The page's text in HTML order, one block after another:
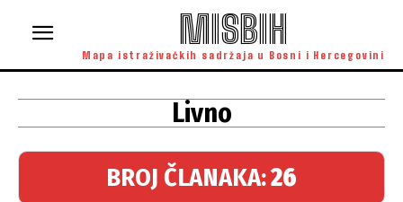
MISBIH
Mapa istraživačkih sadržaja u Bosni i Hercegovini
Livno
BROJ ČLANAKA:26